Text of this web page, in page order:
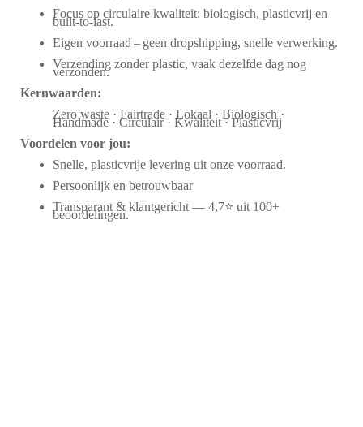
Focus op circulaire kwaliteit: biologisch, plasticvrij en
built-to-last.
Eigen voorraad – geen dropshipping, snelle verwerking.
Verzending zonder plastic, vaak dezelfde dag nog
verzonden.
Kernwaarden:
Zero waste · Fairtrade · Lokaal · Biologisch ·
Handmade · Circulair · Kwaliteit · Plasticvrij
Voordelen voor jou:
Snelle, plasticvrije levering uit onze voorraad.
Persoonlijk en betrouwbaar
Transparant & klantgericht — 4,7⭐ uit 100+
beoordelingen.